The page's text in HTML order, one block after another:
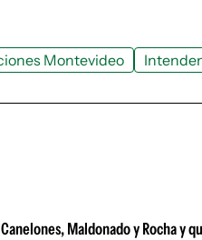
Montevideo
Maldonado y Rocha y